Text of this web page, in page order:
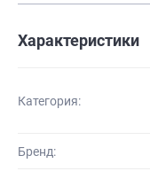
Характеристики
Категория:
Бренд: